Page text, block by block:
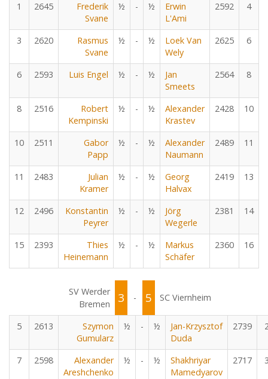
1 2645
Frederik
Svane
½ - ½
Erwin
L'Ami
2592 4
3 2620
Rasmus
Svane
½ - ½
Loek Van
Wely
2625 6
6 2593 Luis Engel ½ - ½
Jan
Smeets
2564 8
8 2516
Robert
Kempinski
½ - ½
Alexander
Krastev
2428 10
10 2511
Gabor
Papp
½ - ½
Alexander
Naumann
2489 11
11 2483
Julian
Kramer
½ - ½
Georg
Halvax
2419 13
12 2496
Konstantin
Peyrer
½ - ½
Jörg
Wegerle
2381 14
15 2393
Thies
Heinemann
½ - ½
Markus
Schäfer
2360 16
SV Werder
Bremen
3 - 5 SC Viernheim
5 2613
Szymon
Gumularz
½ - ½
Jan-Krzysztof
Duda
2739
7 2598
Alexander
Areshchenko
½ - ½
Shakhriyar
Mamedyarov
2717